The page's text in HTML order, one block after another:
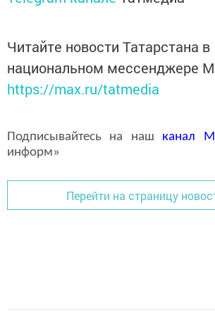
Читайте новости Татарстана в
национальном мессенджере
https://max.ru/tatmedia
Подписывайтесь на наш канал
информ»
Перейти на страницу